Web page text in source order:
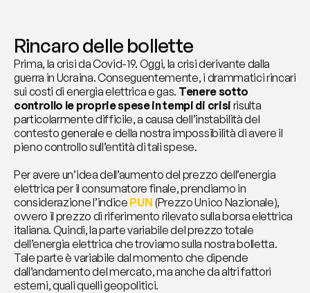
Rincaro delle bollette
Prima, la crisi da Covid-19. Oggi, la crisi derivante dalla
guerra in Ucraina. Conseguentemente, i drammatici rincari
sui costi di energia elettrica e gas. Tenere sotto
controllo le proprie spese in tempi di crisi risulta
particolarmente difficile, a causa dell’instabilità del
contesto generale e della nostra impossibilità di avere il
pieno controllo sull’entità di tali spese.
Per avere un’idea dell’aumento del prezzo dell’energia
elettrica per il consumatore finale, prendiamo in
considerazione l’indice PUN (Prezzo Unico Nazionale),
ovvero il prezzo di riferimento rilevato sulla borsa elettrica
italiana. Quindi, la parte variabile del prezzo totale
dell’energia elettrica che troviamo sulla nostra bolletta.
Tale parte è variabile dal momento che dipende
dall’andamento del mercato, ma anche da altri fattori
esterni, quali quelli geopolitici.